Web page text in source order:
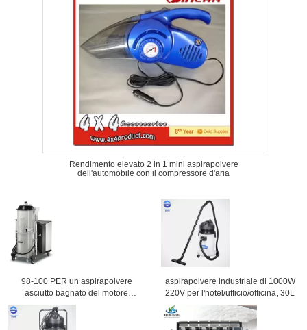
Rendimento elevato 2 in 1 mini aspirapolvere
dell'automobile con il compressore d'aria
98-100 PER un aspirapolvere
asciutto bagnato del motore
commerciale HEPA di industriale
3/pulitori
aspirapolvere industriale di 1000W
220V per l'hotel/ufficio/officina, 30L